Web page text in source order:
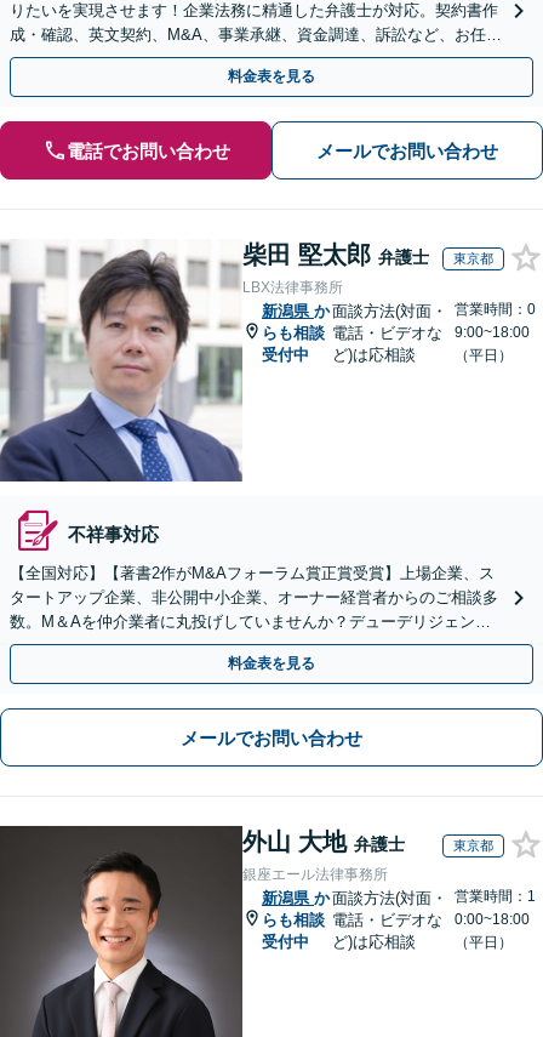
りたいを実現させます！企業法務に精通した弁護士が対応。契約書作
成・確認、英文契約、M&A、事業承継、資金調達、訴訟など、お任せ
ください【複数の顧問契約プランあり】【英語対応】
料金表を見る
電話でお問い合わせ メールでお問い合わせ
柴田 堅太郎 弁護士 東京都
LBX法律事務所
新潟県 か
らも相談
受付中
面談方法(対面・
電話・ビデオな
ど)は応相談
営業時間：0
9:00~18:00
（平日）
不祥事対応
【全国対応】【著書2作がM&Aフォーラム賞正賞受賞】上場企業、ス
タートアップ企業、非公開中小企業、オーナー経営者からのご相談多
数。M＆Aを仲介業者に丸投げしていませんか？デューデリジェンス
や契約書作成・交渉はお任せください【初回無料】
料金表を見る
メールでお問い合わせ
外山 大地 弁護士 東京都
銀座エール法律事務所
新潟県 か
らも相談
受付中
面談方法(対面・
電話・ビデオな
ど)は応相談
営業時間：1
0:00~18:00
（平日）